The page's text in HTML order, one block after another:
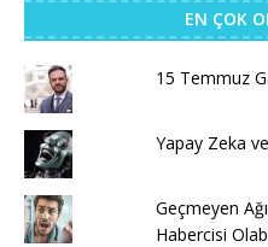
EN ÇOK
15 Temmuz
Yapay Zeka
Geçmeyen
Habercisi